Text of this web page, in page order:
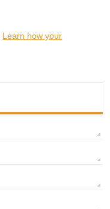
Learn how your